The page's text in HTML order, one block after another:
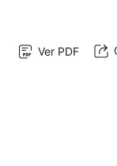
Ver PDF